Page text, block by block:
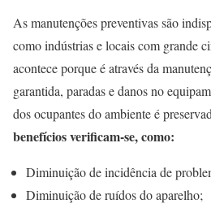
As manutenções preventivas são
como indústrias e locais com grande
acontece porque é através da
garantida, paradas e danos no
dos ocupantes do ambiente é
benefícios verificam-se, como:
Diminuição de incidência de
Diminuição de ruídos do aparelho;